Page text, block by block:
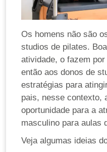
Os homens não são
studios de pilates.
atividade, o fazem
então aos donos de
estratégias para
pais, nesse contexto,
oportunidade para a
masculino para aulas
Veja algumas ideias